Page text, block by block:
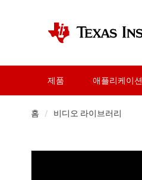
제품 애플리케이션
홈 비디오 라이브러리